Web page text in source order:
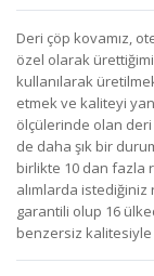
Deri çöp kovamız,
özel olarak
kullanılarak
etmek ve kaliteyi
ölçülerinde olan deri
de daha şık bir
birlikte 10 dan fazla
alımlarda
garantili olup 16
benzersiz kalitesiyle